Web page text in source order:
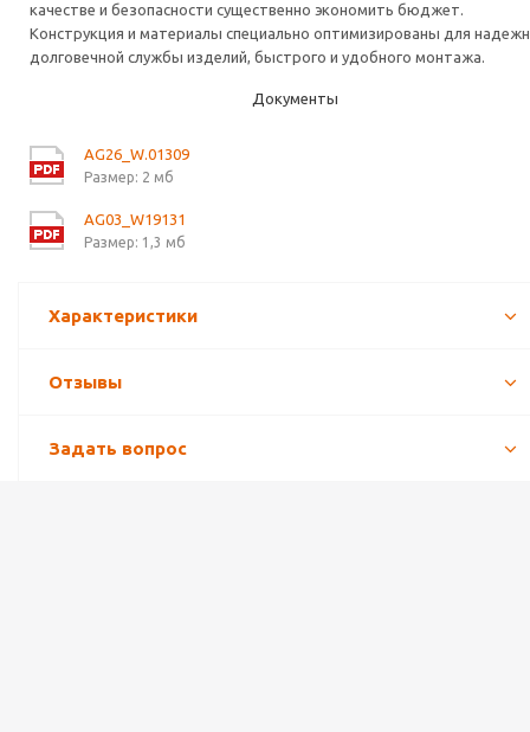
качестве и безопасности существенно экономить бюджет.
Конструкция и материалы специально оптимизированы для
долговечной службы изделий, быстрого и удобного монтажа.
Документы
AG26_W.01309
Размер: 2 мб
AG03_W19131
Размер: 1,3 мб
Характеристики
Отзывы
Задать вопрос